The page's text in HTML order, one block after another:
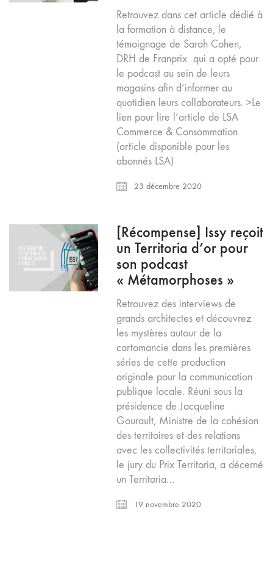
Retrouvez dans cet article dédié à
la formation à distance, le
témoignage de Sarah Cohen,
DRH de Franprix qui a opté pour
le podcast au sein de leurs
magasins afin d’informer au
quotidien leurs collaborateurs. >Le
lien pour lire l’article de LSA
Commerce & Consommation
(article disponible pour les
abonnés LSA)
23 décembre 2020
[Récompense] Issy reçoit
un Territoria d’or pour
son podcast
« Métamorphoses »
Retrouvez des interviews de
grands architectes et découvrez
les mystères autour de la
cartomancie dans les premières
séries de cette production
originale pour la communication
publique locale. Réuni sous la
présidence de Jacqueline
Gourault, Ministre de la cohésion
des territoires et des relations
avec les collectivités territoriales,
le jury du Prix Territoria, a décerné
un Territoria…
19 novembre 2020